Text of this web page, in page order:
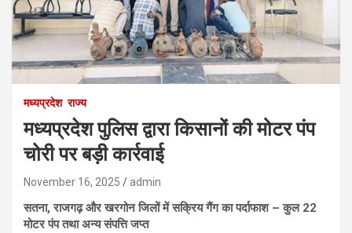
मध्यप्रदेश राज्य
मध्यप्रदेश पुलिस द्वारा किसानों की मोटर पंप
चोरी पर बड़ी कार्रवाई
November 16, 2025 admin
सतना, राजगढ़ और खरगोन जिलों में सक्रिय गैंग का पर्दाफाश – कुल 22
मोटर पंप तथा अन्य संपत्ति जप्त